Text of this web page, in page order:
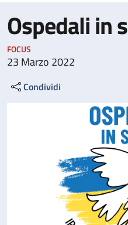
Ospedali in
FOCUS
23 Marzo 2022
Condividi